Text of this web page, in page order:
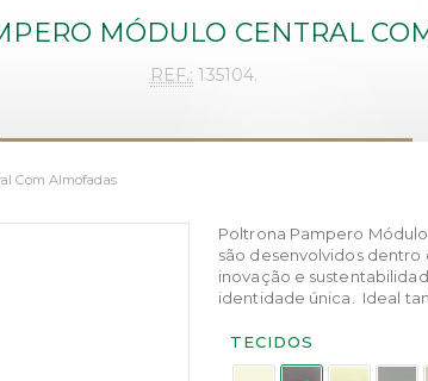
MÓDULO CENTRAL
REF.: 135104.
Com Almofadas
Poltrona Pampero
são desenvolvidos dentro
inovação e
identidade única. Ideal
Tecidos:
TECIDOS